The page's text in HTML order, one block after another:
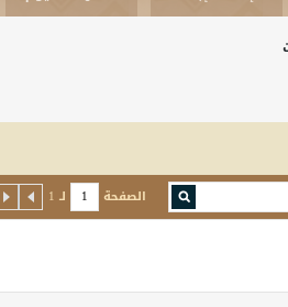
الصفحة لـ 1